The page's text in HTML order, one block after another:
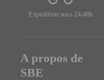
Expédition sous 24/48h
A propos de
SBE